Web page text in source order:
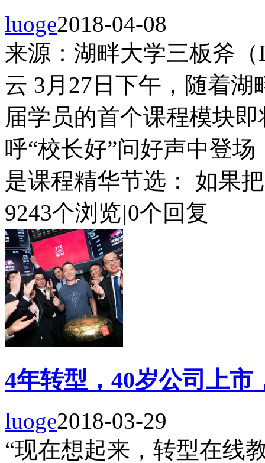
luoge2018-04-08
来源：湖畔大学三板斧（
云 3月27日下午，随着
届学员的首个课程模块
呼“校长好”问好声中登
是课程精华节选： 如果
9243个浏览|0个回复
4年转型，40岁公司上市
luoge2018-03-29
“现在想起来，转型在线